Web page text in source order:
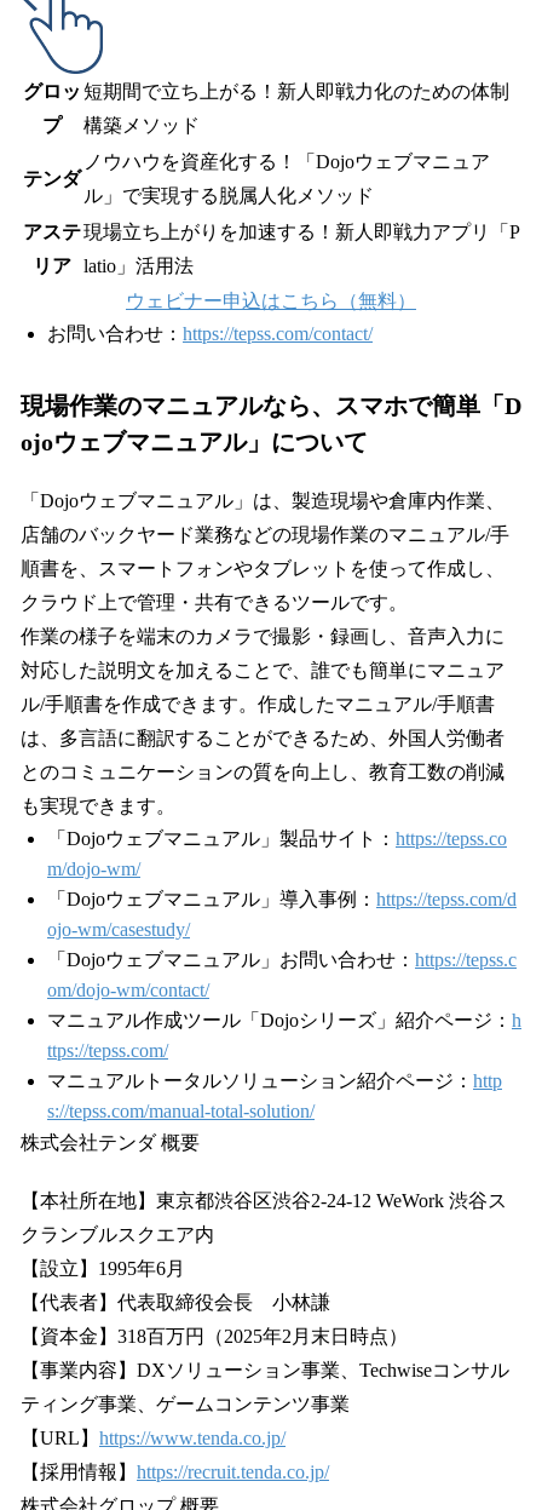
グロッ
プ
短期間で立ち上がる！新人即戦力化のための体制
構築メソッド
テンダ
ノウハウを資産化する！「Dojoウェブマニュア
ル」で実現する脱属人化メソッド
アステ
リア
現場立ち上がりを加速する！新人即戦力アプリ「P
latio」活用法
ウェビナー申込はこちら（無料）
お問い合わせ： https://tepss.com/contact/
現場作業のマニュアルなら、スマホで簡単「D
ojoウェブマニュアル」について
「Dojoウェブマニュアル」は、製造現場や倉庫内作業、
店舗のバックヤード業務などの現場作業のマニュアル/手
順書を、スマートフォンやタブレットを使って作成し、
クラウド上で管理・共有できるツールです。
作業の様子を端末のカメラで撮影・録画し、音声入力に
対応した説明文を加えることで、誰でも簡単にマニュア
ル/手順書を作成できます。作成したマニュアル/手順書
は、多言語に翻訳することができるため、外国人労働者
とのコミュニケーションの質を向上し、教育工数の削減
も実現できます。
「Dojoウェブマニュアル」製品サイト： https://tepss.co
m/dojo-wm/
「Dojoウェブマニュアル」導入事例： https://tepss.com/d
ojo-wm/casestudy/
「Dojoウェブマニュアル」お問い合わせ： https://tepss.c
om/dojo-wm/contact/
マニュアル作成ツール「Dojoシリーズ」紹介ページ： h
ttps://tepss.com/
マニュアルトータルソリューション紹介ページ： http
s://tepss.com/manual-total-solution/
株式会社テンダ 概要
【本社所在地】東京都渋谷区渋谷2-24-12 WeWork 渋谷ス
クランブルスクエア内
【設立】1995年6月
【代表者】代表取締役会長 小林謙
【資本金】318百万円（2025年2月末日時点）
【事業内容】DXソリューション事業、Techwiseコンサル
ティング事業、ゲームコンテンツ事業
【URL】 https://www.tenda.co.jp/
【採用情報】 https://recruit.tenda.co.jp/
株式会社グロップ 概要